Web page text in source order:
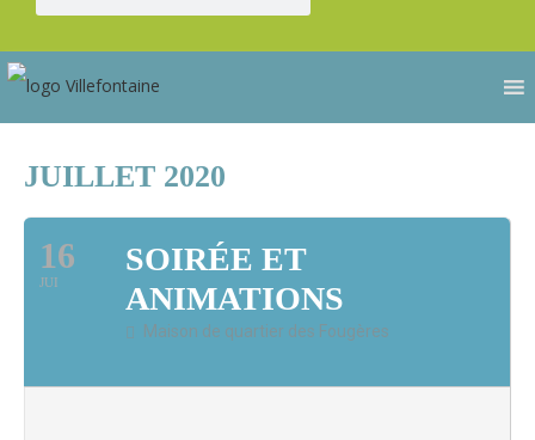
JUILLET 2020
16
JUI
SOIRÉE ET
ANIMATIONS
Maison de quartier des Fougères